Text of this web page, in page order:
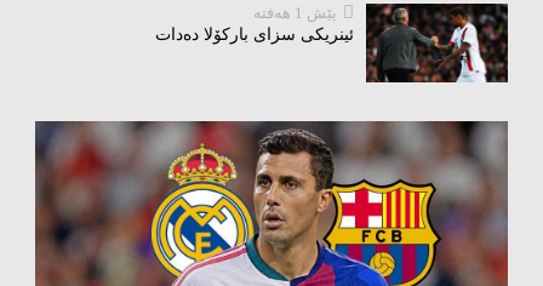
پێش 1 هەفتە
ئینریکی سزای بارکۆلا دەدات